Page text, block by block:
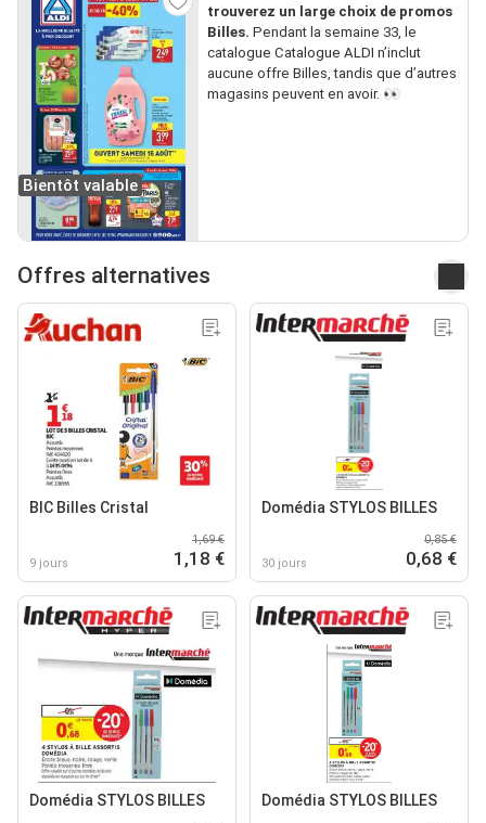
Bientôt valable
trouverez un large choix de promos
Billes. Pendant la semaine 33, le
catalogue Catalogue ALDI n’inclut
aucune offre Billes, tandis que d’autres
magasins peuvent en avoir. 👀
Offres alternatives
BIC Billes Cristal
9 jours
1,69 €
1,18 €
Domédia STYLOS BILLES
30 jours
0,85 €
0,68 €
Domédia STYLOS BILLES Domédia STYLOS BILLES